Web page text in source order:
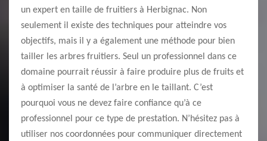
un expert en taille de fruitiers à Herbignac. Non
seulement il existe des techniques pour atteindre vos
objectifs, mais il y a également une méthode pour bien
tailler les arbres fruitiers. Seul un professionnel dans ce
domaine pourrait réussir à faire produire plus de fruits et
à optimiser la santé de l’arbre en le taillant. C’est
pourquoi vous ne devez faire confiance qu’à ce
professionnel pour ce type de prestation. N’hésitez pas à
utiliser nos coordonnées pour communiquer directement